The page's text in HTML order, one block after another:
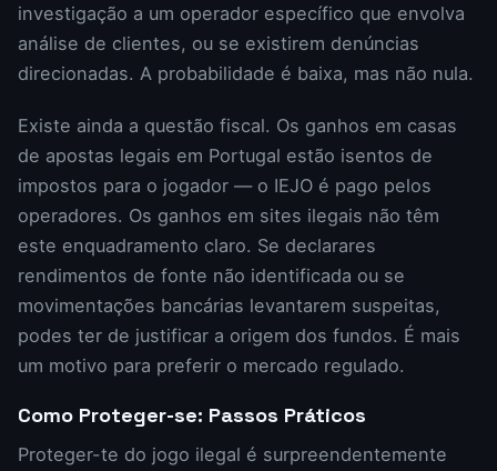
investigação a um operador específico que envolva
análise de clientes, ou se existirem denúncias
direcionadas. A probabilidade é baixa, mas não nula.
Existe ainda a questão fiscal. Os ganhos em casas
de apostas legais em Portugal estão isentos de
impostos para o jogador — o IEJO é pago pelos
operadores. Os ganhos em sites ilegais não têm
este enquadramento claro. Se declarares
rendimentos de fonte não identificada ou se
movimentações bancárias levantarem suspeitas,
podes ter de justificar a origem dos fundos. É mais
um motivo para preferir o mercado regulado.
Como Proteger-se: Passos Práticos
Proteger-te do jogo ilegal é surpreendentemente